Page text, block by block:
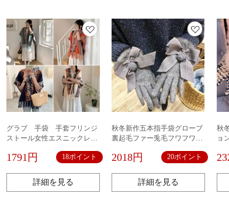
グラブ 手袋 手套フリンジ
ストール女性エスニックレト
温アウターマント羽織
1791円 18ポイント
詳細を見る
秋冬新作五本指手袋グローブ
裏起毛ファー兎毛フワフワボ
2018円 20ポイント
詳細を見る
秋
ョ